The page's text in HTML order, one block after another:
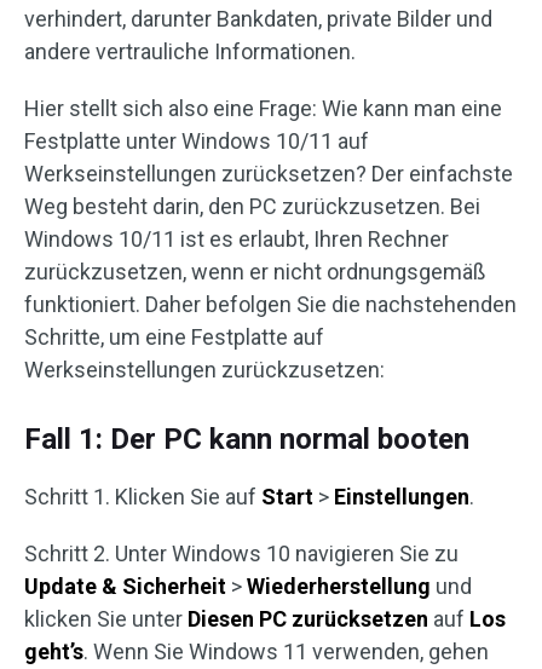
verhindert, darunter Bankdaten, private Bilder und
andere vertrauliche Informationen.
Hier stellt sich also eine Frage: Wie kann man eine
Festplatte unter Windows 10/11 auf
Werkseinstellungen zurücksetzen? Der einfachste
Weg besteht darin, den PC zurückzusetzen. Bei
Windows 10/11 ist es erlaubt, Ihren Rechner
zurückzusetzen, wenn er nicht ordnungsgemäß
funktioniert. Daher befolgen Sie die nachstehenden
Schritte, um eine Festplatte auf
Werkseinstellungen zurückzusetzen:
Fall 1: Der PC kann normal booten
Schritt 1. Klicken Sie auf Start > Einstellungen.
Schritt 2. Unter Windows 10 navigieren Sie zu
Update & Sicherheit >Wiederherstellung und
klicken Sie unter Diesen PC zurücksetzen auf Los
geht’s. Wenn Sie Windows 11 verwenden, gehen